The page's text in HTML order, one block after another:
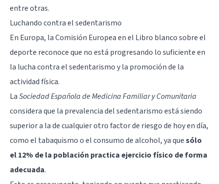
entre otras.
Luchando contra el sedentarismo
En Europa, la Comisión Europea en el Libro blanco sobre el
deporte reconoce que no está progresando lo suficiente en
la lucha contra el sedentarismo y la promoción de la
actividad física.
LaSociedad Española de Medicina Familiar y Comunitaria
considera que la prevalencia del sedentarismo está siendo
superior a la de cualquier otro factor de riesgo de hoy en día,
como el tabaquismo o el consumo de alcohol, ya quesólo
el 12% de la población practica ejercicio físico de forma
adecuada.